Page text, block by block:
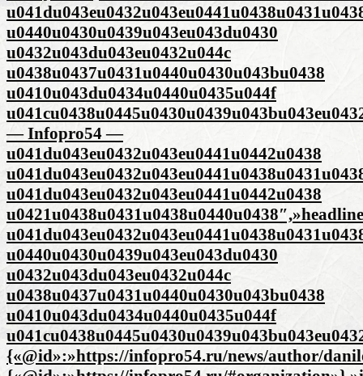
u0440u0430u0439u043eu043du0430
u0432u043du043eu0432u044c
u0438u0437u0431u0440u0430u043bu0438
u0410u043du0434u0440u0435u044f
— Infopro54 —
u041du043eu0432u043eu0441u0442u0438
u041du043eu0432u043eu0441u0442u0438
u0440u0430u0439u043eu043du0430
u0432u043du043eu0432u044c
u0438u0437u0431u0440u0430u043bu0438
u0410u043du0434u0440u0435u044f
{«@id»:»https://infopro54.ru/news/author/